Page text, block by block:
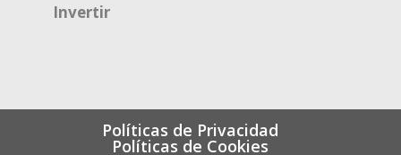
Invertir
Políticas de Privacidad
Políticas de Cookies